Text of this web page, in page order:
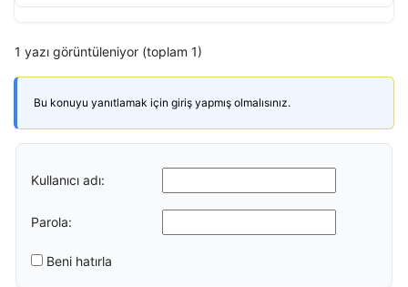
1 yazı görüntüleniyor (toplam 1)
Bu konuyu yanıtlamak için giriş yapmış olmalısınız.
Kullanıcı adı:
Parola:
Beni hatırla